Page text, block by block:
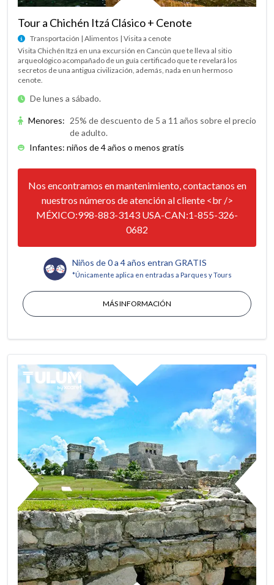
Tour a Chichén Itzá Clásico + Cenote
Transportación | Alimentos | Visita a cenote
Visita Chichén Itzá en una excursión en Cancún que te lleva al sitio
arqueológico acompañado de un guía certificado que te revelará los
secretos de una antigua civilización, además, nada en un hermoso
cenote.
De lunes a sábado.
Menores: 25% de descuento de 5 a 11 años sobre el precio
de adulto.
Infantes: niños de 4 años o menos gratis
Nos encontramos en mantenimiento, contactanos en
nuestros números de atención al cliente <br />
MÉXICO:998-883-3143 USA-CAN:1-855-326-
0682
Niños de 0 a 4 años entran GRATIS
*Únicamente aplica en entradas a Parques y Tours
MÁS INFORMACIÓN